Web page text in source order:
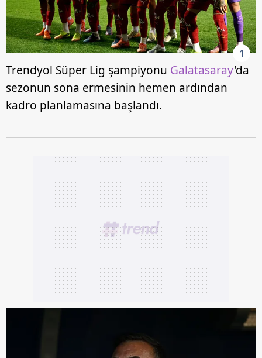
1
Trendyol Süper Lig şampiyonu Galatasaray'da
sezonun sona ermesinin hemen ardından
kadro planlamasına başlandı.